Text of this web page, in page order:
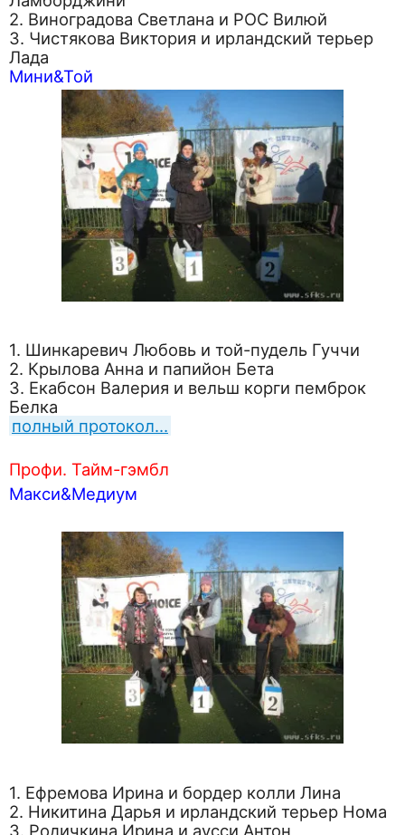
2. Виноградова Светлана и РОС Вилюй
3. Чистякова Виктория и ирландский терьер
Лада
Мини&Той
1. Шинкаревич Любовь и той-пудель Гуччи
2. Крылова Анна и папийон Бета
3. Екабсон Валерия и вельш корги пемброк
Белка
полный протокол…
Профи. Тайм-гэмбл
Макси&Медиум
1. Ефремова Ирина и бордер колли Лина
2. Никитина Дарья и ирландский терьер Нома
3. Родичкина Ирина и аусси Антон